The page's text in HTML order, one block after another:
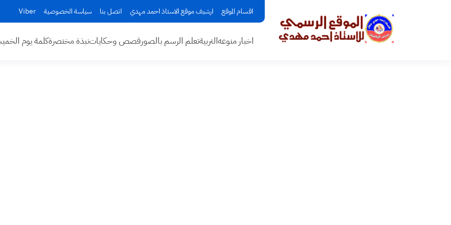
اقسام الموقع ارشيف موقع الاستاذ احمد مهدي اتصل بنا سياسة الخصوصية Viber
اخبار منوعهالتربيةتعلم الرسم بالصورقصص وحكاياتنبذة مختصرةكلمة يوم